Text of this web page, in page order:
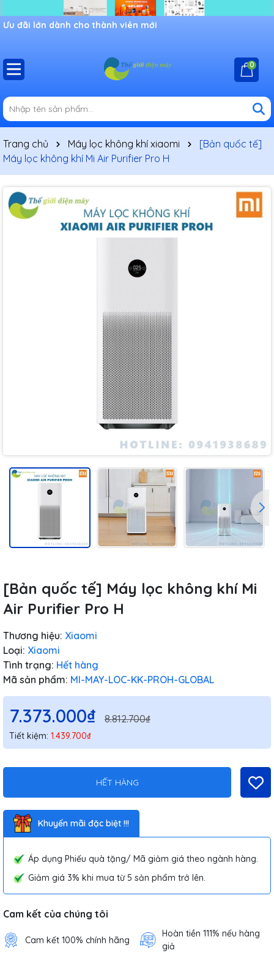
Ưu đãi lớn dành cho thành viên mới
0
Trang chủ Máy lọc không khí xiaomi
[Bản quốc tế]
Máy lọc không khí Mi Air Purifier Pro H
[Bản quốc tế] Máy lọc không khí Mi
Air Purifier Pro H
Thương hiệu: Xiaomi
Loại: Xiaomi
Tình trạng: Hết hàng
Mã sản phẩm: MI-MAY-LOC-KK-PROH-GLOBAL
7.373.000₫ 8.812.700₫
Tiết kiệm: 1.439.700₫
HẾT HÀNG
Khuyến mãi đặc biệt !!!
Áp dụng Phiếu quà tặng/ Mã giảm giá theo ngành hàng.
Giảm giá 3% khi mua từ 5 sản phẩm trở lên.
Cam kết của chúng tôi
Cam kết 100% chính hãng
Hoàn tiền 111% nếu hàng
giả